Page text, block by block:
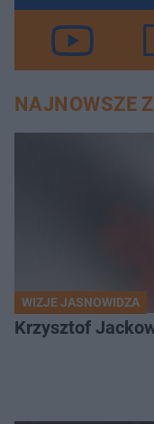
NAJNOWSZE
WIZJE JASNOWIDZA
Krzysztof